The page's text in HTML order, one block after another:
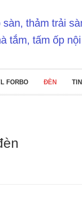
thảm trải
tắm, tấm ốp
FORBO ĐÈN